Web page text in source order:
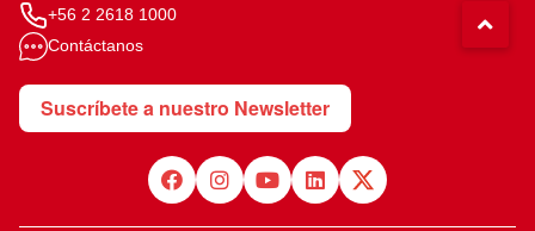
+56 2 2618 1000
Contáctanos
Suscríbete a nuestro Newsletter